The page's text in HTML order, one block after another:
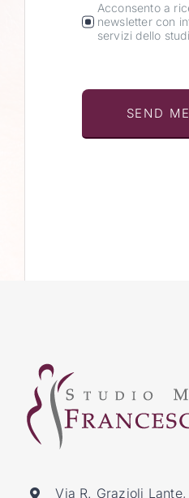
Acconsento a
newsletter con
servizi dello
SEND
Via R. Grazioli Lante,